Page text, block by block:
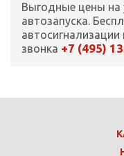
Выгодные цены на
автозапуска.
автосигнализации
звонка +7 (495)